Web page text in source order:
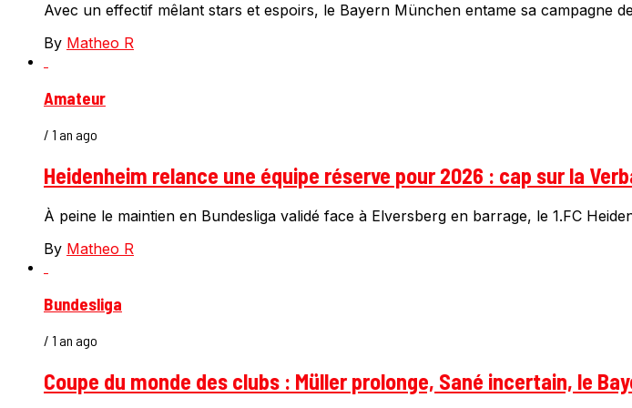
Avec un effectif mêlant stars et espoirs, le Bayern München entame sa campagne
By Matheo R
Amateur
/ 1 an ago
Heidenheim relance une équipe réserve pour 2026 : cap sur la
À peine le maintien en Bundesliga validé face à Elversberg en barrage, le 1.FC
By Matheo R
Bundesliga
/ 1 an ago
Coupe du monde des clubs : Müller prolonge, Sané incertain, le